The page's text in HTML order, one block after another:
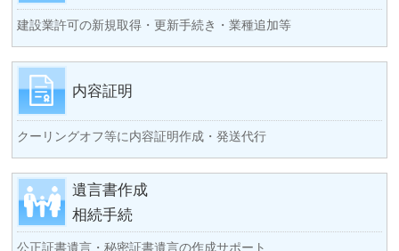
建設業許可の新規取得・更新手続き・業種追加等
内容証明
クーリングオフ等に内容証明作成・発送代行
遺言書作成
相続手続
公正証書遺言・秘密証書遺言の作成サポート